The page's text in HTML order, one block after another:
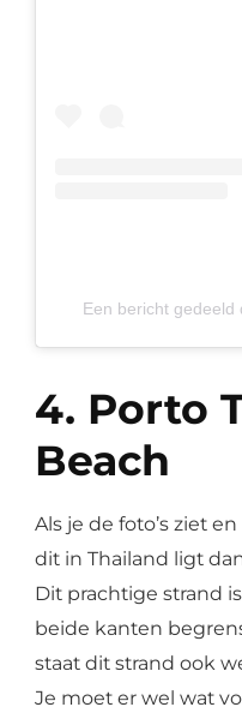
Een bericht gedeeld
4. Porto
Beach
Als je de foto’s ziet
dit in Thailand ligt
Dit prachtige strand
beide kanten
staat dit strand ook
Je moet er wel wat